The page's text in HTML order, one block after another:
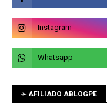
➛ AFILIADO ABLOGPE